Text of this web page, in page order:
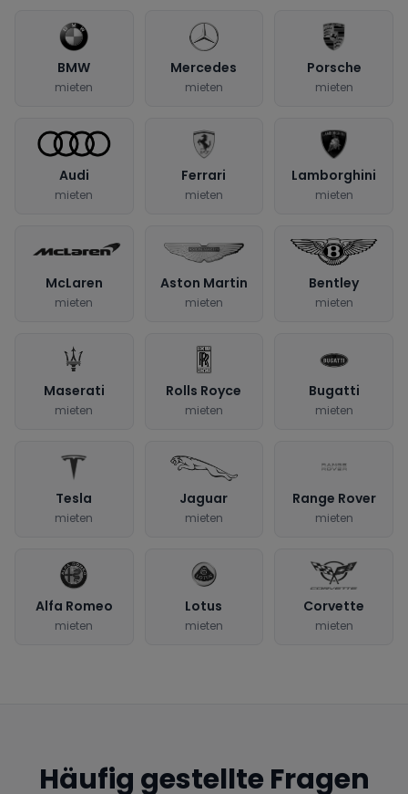
BMW
mieten
Mercedes
mieten
Porsche
mieten
Audi
mieten
Ferrari
mieten
Lamborghini
mieten
McLaren
mieten
Aston Martin
mieten
Bentley
mieten
Maserati
mieten
Rolls Royce
mieten
Bugatti
mieten
Tesla
mieten
Jaguar
mieten
Range Rover
mieten
Alfa Romeo
mieten
Lotus
mieten
Corvette
mieten
Häufig gestellte Fragen